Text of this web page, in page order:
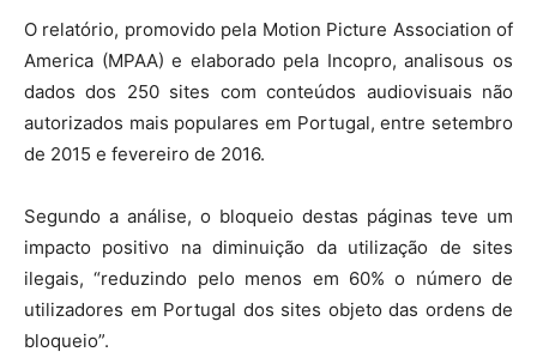
O relatório, promovido pela Motion Picture Association of
America (MPAA) e elaborado pela Incopro, analisous os
dados dos 250 sites com conteúdos audiovisuais não
autorizados mais populares em Portugal, entre setembro
de 2015 e fevereiro de 2016.
Segundo a análise, o bloqueio destas páginas teve um
impacto positivo na diminuição da utilização de sites
ilegais, “reduzindo pelo menos em 60% o número de
utilizadores em Portugal dos sites objeto das ordens de
bloqueio”.